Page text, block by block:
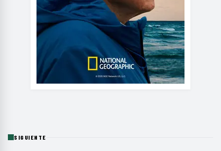
SIGUIENTE